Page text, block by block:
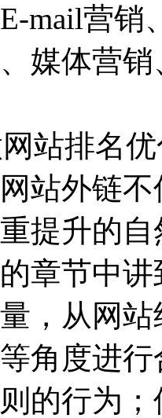
mail营
媒体营
网站排名
站外链
提升的
章节中
，从网
角度进
的行为